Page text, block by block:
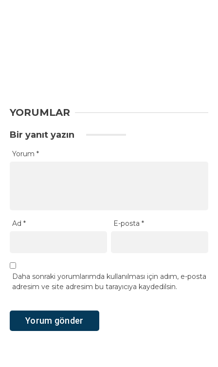
YORUMLAR
Bir yanıt yazın
Yorum *
Ad * E-posta*
Daha sonraki yorumlarımda kullanılması için adım, e-posta
adresim ve site adresim bu tarayıcıya kaydedilsin.